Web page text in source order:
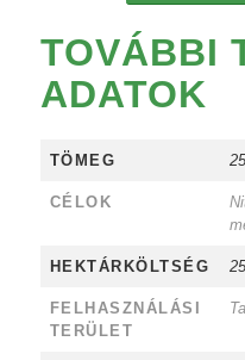
TOVÁBBI
ADATOK
TÖMEG
CÉLOK
HEKTÁRKÖLTSÉG
FELHASZNÁLÁSI
TERÜLET